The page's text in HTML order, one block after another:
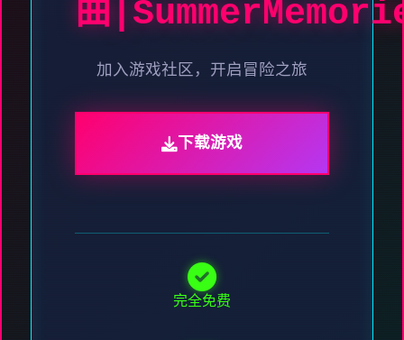
曲
加入游戏社区，开启冒险之旅
下载游戏
完全免费